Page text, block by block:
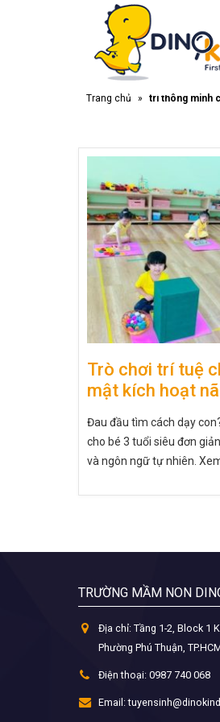
Trang chủ » trí thông minh
Trò chơi trí tuệ
mật kích hoạt
Đau đầu tìm cách dạy
cho bé 3 tuổi siêu đơn
và ngôn ngữ tự nhiên.
TRƯỜNG MẦM NON
Địa chỉ: Tầng 1-2, Block 1
Phường Phú Thuận,
Điện thoại: 0987 740 068
Email: